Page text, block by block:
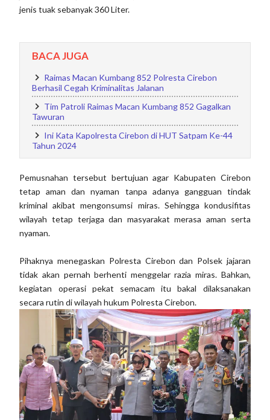
jenis tuak sebanyak 360 Liter.
BACA JUGA
Raimas Macan Kumbang 852 Polresta Cirebon
Berhasil Cegah Kriminalitas Jalanan
Tim Patroli Raimas Macan Kumbang 852 Gagalkan
Tawuran
Ini Kata Kapolresta Cirebon di HUT Satpam Ke-44
Tahun 2024
Pemusnahan tersebut bertujuan agar Kabupaten Cirebon
tetap aman dan nyaman tanpa adanya gangguan tindak
kriminal akibat mengonsumsi miras. Sehingga kondusifitas
wilayah tetap terjaga dan masyarakat merasa aman serta
nyaman.
Pihaknya menegaskan Polresta Cirebon dan Polsek jajaran
tidak akan pernah berhenti menggelar razia miras. Bahkan,
kegiatan operasi pekat semacam itu bakal dilaksanakan
secara rutin di wilayah hukum Polresta Cirebon.